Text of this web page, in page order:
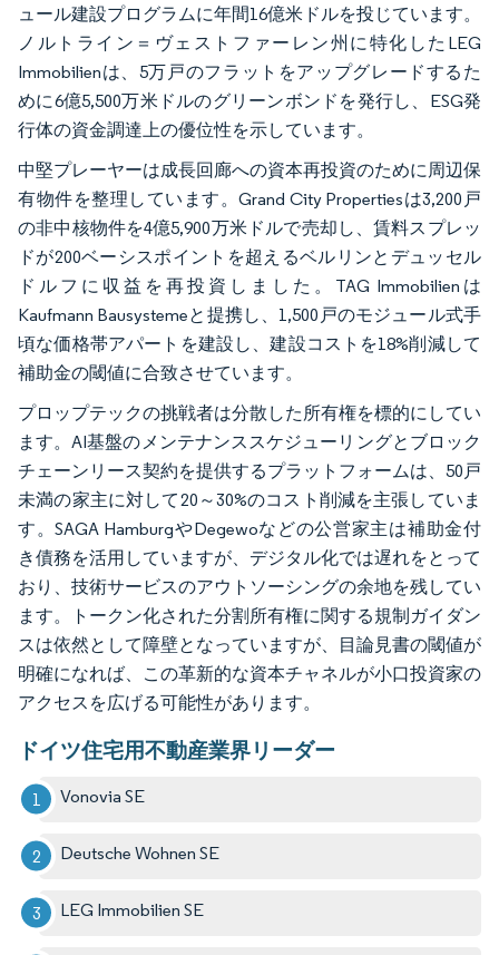
ュール建設プログラムに年間16億米ドルを投じています。
ノルトライン＝ヴェストファーレン州に特化したLEG
Immobilienは、5万戸のフラットをアップグレードするた
めに6億5,500万米ドルのグリーンボンドを発行し、ESG発
行体の資金調達上の優位性を示しています。
中堅プレーヤーは成長回廊への資本再投資のために周辺保
有物件を整理しています。Grand City Propertiesは3,200戸
の非中核物件を4億5,900万米ドルで売却し、賃料スプレッ
ドが200ベーシスポイントを超えるベルリンとデュッセル
ドルフに収益を再投資しました。TAG Immobilienは
Kaufmann Bausystemeと提携し、1,500戸のモジュール式手
頃な価格帯アパートを建設し、建設コストを18%削減して
補助金の閾値に合致させています。
プロップテックの挑戦者は分散した所有権を標的にしてい
ます。AI基盤のメンテナンススケジューリングとブロック
チェーンリース契約を提供するプラットフォームは、50戸
未満の家主に対して20～30%のコスト削減を主張していま
す。SAGA HamburgやDegewoなどの公営家主は補助金付
き債務を活用していますが、デジタル化では遅れをとって
おり、技術サービスのアウトソーシングの余地を残してい
ます。トークン化された分割所有権に関する規制ガイダン
スは依然として障壁となっていますが、目論見書の閾値が
明確になれば、この革新的な資本チャネルが小口投資家の
アクセスを広げる可能性があります。
ドイツ住宅用不動産業界リーダー
Vonovia SE
Deutsche Wohnen SE
LEG Immobilien SE